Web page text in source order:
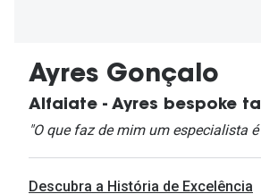
Ayres Gonçalo
Alfaiate - Ayres bespoke
"O que faz de mim um especialista é
Descubra a História de Excelência